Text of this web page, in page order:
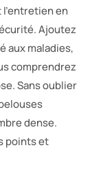
en
Ajoutez
aux maladies,
comprendrez
Sans oublier
dense.
points et